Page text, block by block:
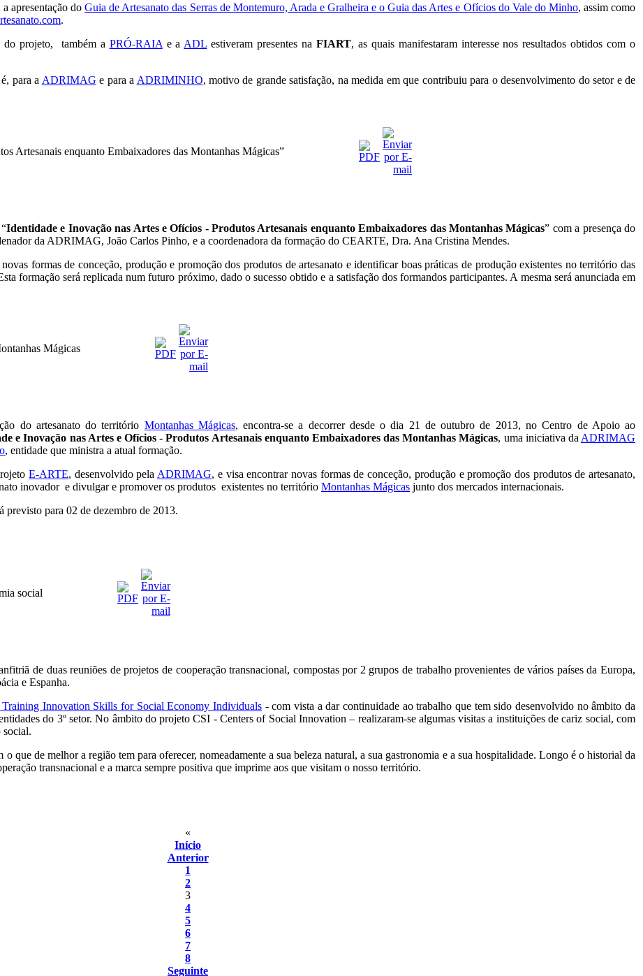
apresentação doGuia de Artesanato das Serras de Montemuro, Arada e Gralheira e o Guia das Artes e Ofícios do Vale do Minho, assim como
.
do projeto, também a PRÓ-RAIA e a ADL estiveram presentes na FIART, as quais manifestaram interesse nos resultados obtidos com o
é, para a ADRIMAG e para a ADRIMINHO, motivo de grande satisfação, na medida em que contribuiu para o desenvolvimento do setor e de
Artesanais enquanto Embaixadores das Montanhas Mágicas”
Identidade e Inovação nas Artes e Ofícios - Produtos Artesanais enquanto Embaixadores das Montanhas Mágicas” com a presença do
da ADRIMAG, João Carlos Pinho, e a coordenadora da formação do CEARTE, Dra. Ana Cristina Mendes.
formas de conceção, produção e promoção dos produtos de artesanato e identificar boas práticas de produção existentes no território das
formação será replicada num futuro próximo, dado o sucesso obtido e a satisfação dos formandos participantes. A mesma será anunciada em
Mágicas
do artesanato do território Montanhas Mágicas, encontra-se a decorrer desde o dia 21 de outubro de 2013, no Centro de Apoio ao
e Inovação nas Artes e Ofícios - Produtos Artesanais enquanto Embaixadores das Montanhas Mágicas, uma iniciativa da ADRIMAG
, entidade que ministra a atual formação.
E-ARTE, desenvolvido pela ADRIMAG, e visa encontrar novas formas de conceção, produção e promoção dos produtos de artesanato,
inovador e divulgar e promover os produtos existentes no território Montanhas Mágicas junto dos mercados internacionais.
previsto para 02 de dezembro de 2013.
social
de duas reuniões de projetos de cooperação transnacional, compostas por 2 grupos de trabalho provenientes de vários países da Europa,
e Espanha.
Innovation Skills for Social Economy Individuals - com vista a dar continuidade ao trabalho que tem sido desenvolvido no âmbito da
do 3º setor. No âmbito do projeto CSI - Centers of Social Innovation – realizaram-se algumas visitas a instituições de cariz social, com
social.
que de melhor a região tem para oferecer, nomeadamente a sua beleza natural, a sua gastronomia e a sua hospitalidade. Longo é o historial da
transnacional e a marca sempre positiva que imprime aos que visitam o nosso território.
«
Início
Anterior
1
2
3
4
5
6
7
8
Seguinte